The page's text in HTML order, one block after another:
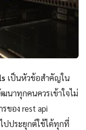
เป็นหัวข้อสำคัญใน
นาทุกคนควรเข้าใจไม่
ของ rest api
ปประยุกต์ใช้ได้ทุกที่